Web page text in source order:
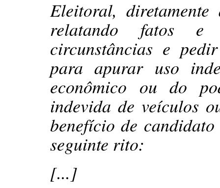
Eleitoral,
relatando fatos e
circunstâncias e
para apurar uso
econômico ou do
indevida de veículos
benefício de
seguinte rito:
[...]